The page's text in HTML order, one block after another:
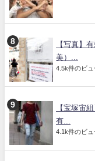
【写真】
美）...
4.5k件のビュ
【宝塚宙
有...
4.1k件のビュ